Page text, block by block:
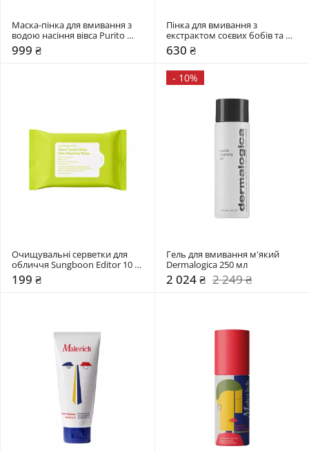
Маска-пінка для вмивання з
водою насіння вівса Purito
Seoul 150 мл
999 ₴
Пінка для вмивання з
екстрактом соєвих бобів та
пантенолом Round Lab 150 мл
630 ₴
Очищувальні серветки для
обличчя Sungboon Editor 10
шт
199 ₴
- 10%
Гель для вмивання м'який
Dermalogica 250 мл
2 024 ₴ 2 249 ₴